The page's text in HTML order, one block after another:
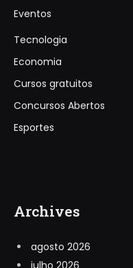
Eventos
Tecnologia
Economia
Cursos gratuitos
Concursos Abertos
Esportes
Archives
agosto 2026
julho 2026